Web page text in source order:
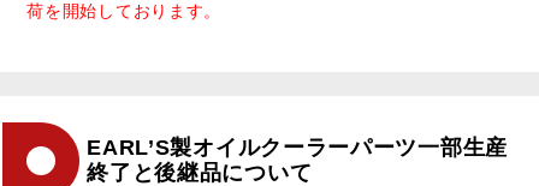
荷を開始しております。
EARL’S製オイルクーラーパーツ一部生産
終了と後継品について